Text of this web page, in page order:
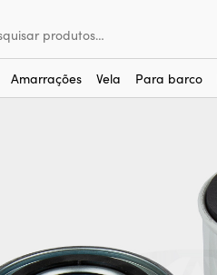
Amarrações Vela Para barco